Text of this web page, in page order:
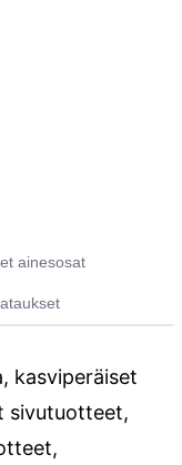
ainesosat
kasviperäiset
sivutuotteet,